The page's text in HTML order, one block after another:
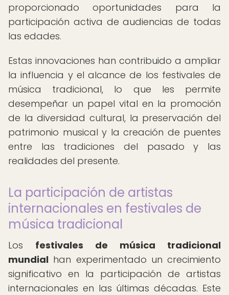
proporcionado oportunidades para la
participación activa de audiencias de todas
las edades.
Estas innovaciones han contribuido a ampliar
la influencia y el alcance de los festivales de
música tradicional, lo que les permite
desempeñar un papel vital en la promoción
de la diversidad cultural, la preservación del
patrimonio musical y la creación de puentes
entre las tradiciones del pasado y las
realidades del presente.
La participación de artistas
internacionales en festivales de
música tradicional
Los festivales de música tradicional
mundial han experimentado un crecimiento
significativo en la participación de artistas
internacionales en las últimas décadas. Este